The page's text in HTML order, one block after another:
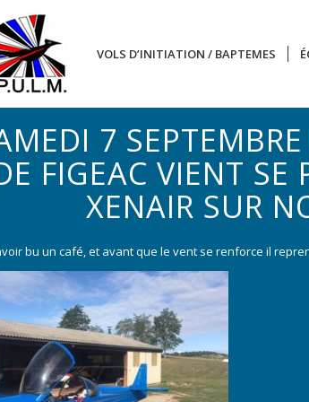
VOLS D’INITIATION / BAPTEMES
7
FIGEAC VIENT SE
XENAIR SUR
bu un café, et avant que le vent se renforce il